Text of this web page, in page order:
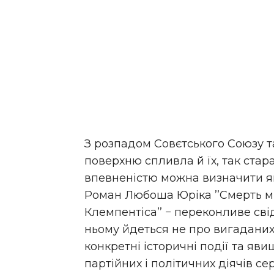
З розпадом Совєтського Союзу
поверхню спливла й їх, так
впевненістю можна визначити
Роман Любоша Юріка ’’Смерть
Клемпентіса’’ − переконливе
ньому йдеться не про
конкретні історичні події та
партійних і політичних діячів